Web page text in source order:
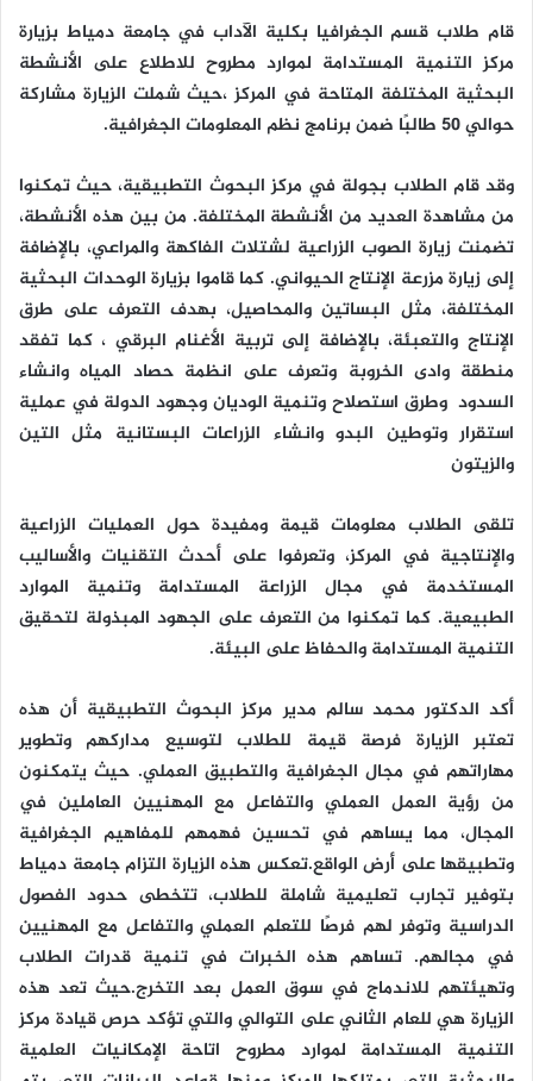
قام طلاب قسم الجغرافيا بكلية الآداب في جامعة دمياط بزيارة
مركز التنمية المستدامة لموارد مطروح للاطلاع على الأنشطة
البحثية المختلفة المتاحة في المركز ،حيث شملت الزيارة مشاركة
حوالي 50 طالبًا ضمن برنامج نظم المعلومات الجغرافية.
وقد قام الطلاب بجولة في مركز البحوث التطبيقية، حيث تمكنوا
من مشاهدة العديد من الأنشطة المختلفة. من بين هذه الأنشطة،
تضمنت زيارة الصوب الزراعية لشتلات الفاكهة والمراعي، بالإضافة
إلى زيارة مزرعة الإنتاج الحيواني. كما قاموا بزيارة الوحدات البحثية
المختلفة، مثل البساتين والمحاصيل، بهدف التعرف على طرق
الإنتاج والتعبئة، بالإضافة إلى تربية الأغنام البرقي ، كما تفقد
منطقة وادى الخروبة وتعرف على انظمة حصاد المياه وانشاء
السدود وطرق استصلاح وتنمية الوديان وجهود الدولة في عملية
استقرار وتوطين البدو وانشاء الزراعات البستانية مثل التين
والزيتون
تلقى الطلاب معلومات قيمة ومفيدة حول العمليات الزراعية
والإنتاجية في المركز، وتعرفوا على أحدث التقنيات والأساليب
المستخدمة في مجال الزراعة المستدامة وتنمية الموارد
الطبيعية. كما تمكنوا من التعرف على الجهود المبذولة لتحقيق
التنمية المستدامة والحفاظ على البيئة.
أكد الدكتور محمد سالم مدير مركز البحوث التطبيقية أن هذه
تعتبر الزيارة فرصة قيمة للطلاب لتوسيع مداركهم وتطوير
مهاراتهم في مجال الجغرافية والتطبيق العملي. حيث يتمكنون
من رؤية العمل العملي والتفاعل مع المهنيين العاملين في
المجال، مما يساهم في تحسين فهمهم للمفاهيم الجغرافية
وتطبيقها على أرض الواقع.تعكس هذه الزيارة التزام جامعة دمياط
بتوفير تجارب تعليمية شاملة للطلاب، تتخطى حدود الفصول
الدراسية وتوفر لهم فرصًا للتعلم العملي والتفاعل مع المهنيين
في مجالهم. تساهم هذه الخبرات في تنمية قدرات الطلاب
وتهيئتهم للاندماج في سوق العمل بعد التخرج.حيث تعد هذه
الزيارة هي للعام الثاني على التوالي والتي تؤكد حرص قيادة مركز
التنمية المستدامة لموارد مطروح اتاحة الإمكانيات العلمية